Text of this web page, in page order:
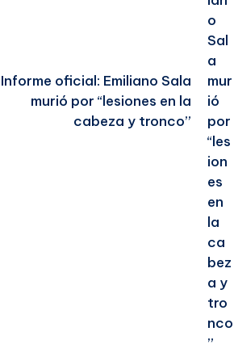
Informe oficial: Emiliano Sala
murió por “lesiones en la
cabeza y tronco”